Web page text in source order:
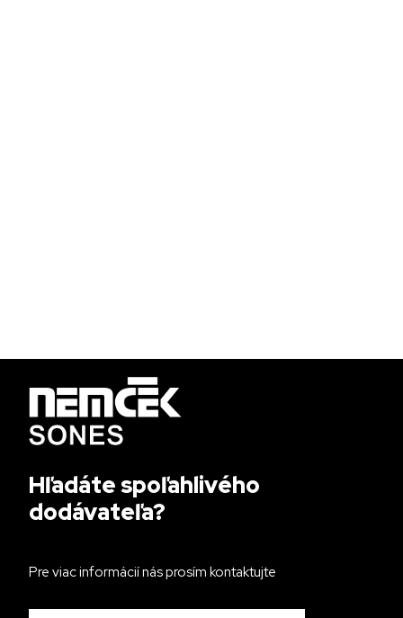
Hľadáte spoľahlivého
dodávateľa?
Pre viac informácií nás prosím kontaktujte